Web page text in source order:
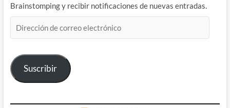
Brainstomping y recibir notificaciones de nuevas entradas.
de
electrónico
Suscribir